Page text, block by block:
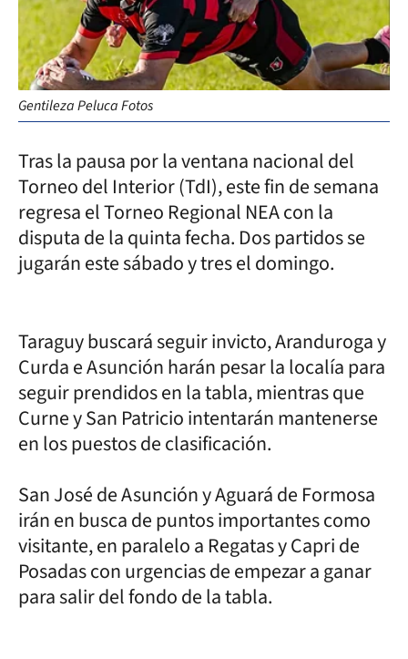
Gentileza Peluca Fotos
Tras la pausa por la ventana nacional del
Torneo del Interior (TdI), este fin de semana
regresa el Torneo Regional NEA con la
disputa de la quinta fecha. Dos partidos se
jugarán este sábado y tres el domingo.
Taraguy buscará seguir invicto, Aranduroga y
Curda e Asunción harán pesar la localía para
seguir prendidos en la tabla, mientras que
Curne y San Patricio intentarán mantenerse
en los puestos de clasificación.
San José de Asunción y Aguará de Formosa
irán en busca de puntos importantes como
visitante, en paralelo a Regatas y Capri de
Posadas con urgencias de empezar a ganar
para salir del fondo de la tabla.